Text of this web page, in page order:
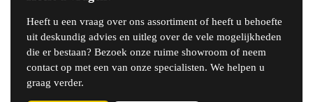
Heeft u een vraag over ons assortiment of heeft u behoefte
uit deskundig advies en uitleg over de vele mogelijkheden
die er bestaan? Bezoek onze ruime showroom of neem
contact op met een van onze specialisten. We helpen u
graag verder.